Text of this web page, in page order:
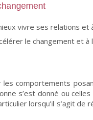
vivre ses relations
le changement et
comportements
s’est donné ou
lorsqu’il s’agit